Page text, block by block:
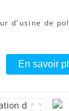
d'usine de
En savoir